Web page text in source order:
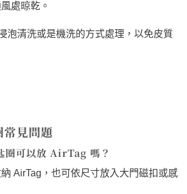
處晾乾。
泡清洗或是機洗的方式處理，以免皮質
見問題
可以放 AirTag 嗎？
AirTag，也可依尺寸放入大門磁扣或感